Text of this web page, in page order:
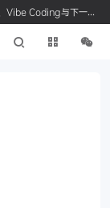
Vibe Coding与下一代